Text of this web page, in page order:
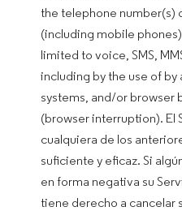
the telephone number(s)
(including mobile
limited to voice, SMS,
including by the use of
systems, and/or browser
(browser interruption). El
cualquiera de los
suficiente y eficaz. Si
en forma negativa su
tiene derecho a cancelar